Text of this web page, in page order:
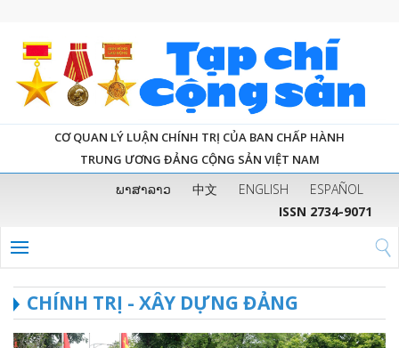
CƠ QUAN LÝ LUẬN CHÍNH TRỊ CỦA BAN CHẤP HÀNH
TRUNG ƯƠNG ĐẢNG CỘNG SẢN VIỆT NAM
ພາສາລາວ 中文 ENGLISH
ESPAÑOL
ISSN 2734-9071
CHÍNH TRỊ - XÂY DỰNG ĐẢNG